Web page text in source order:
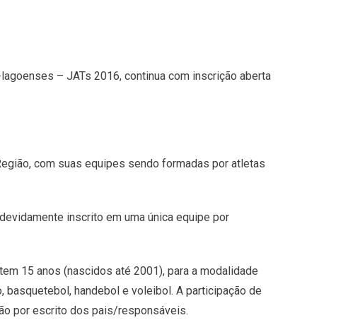
– JATs 2016, continua com inscrição aberta
com suas equipes sendo formadas por atletas
inscrito em uma única equipe por
15 anos (nascidos até 2001), para a modalidade
handebol e voleibol. A participação de
por escrito dos pais/responsáveis.